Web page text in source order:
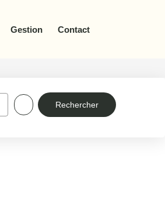
Gestion Contact